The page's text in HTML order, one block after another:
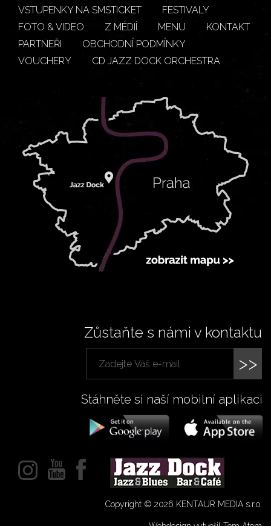
VSTUPENKY NA SMSTICKET
FESTIVALY
FOTO & VIDEO
Z MÉDIÍ MENU
KONTAKT
PARTNEŘI
OBCHODNÍ PODMÍNKY
VOUCHERY
CD JAZZ DOCK ORCHESTRA
Zůstaňte s námi v kontaktu
>>
Stáhněte si naší mobilní aplikaci
Copyright © 2026 KENTAUR MEDIA s.r.o.